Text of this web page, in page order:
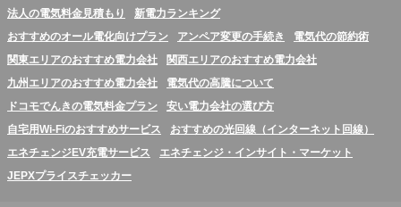
法人の電気料金見積もり
新電力ランキング
おすすめのオール電化向けプラン
アンペア変更の手続き
電気代の節約術
関東エリアのおすすめ電力会社
関西エリアのおすすめ電力会社
九州エリアのおすすめ電力会社
電気代の高騰について
ドコモでんきの電気料金プラン
安い電力会社の選び方
自宅用Wi-Fiのおすすめサービス
おすすめの光回線（インターネット回線）
エネチェンジEV充電サービス
エネチェンジ・インサイト・マーケット
JEPXプライスチェッカー